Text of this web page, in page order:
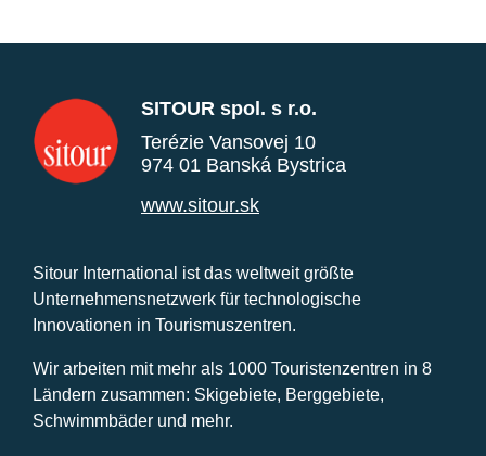
SITOUR spol. s r.o.
Terézie Vansovej 10
974 01 Banská Bystrica
www.sitour.sk
Sitour International ist das weltweit größte
Unternehmensnetzwerk für technologische
Innovationen in Tourismuszentren.
Wir arbeiten mit mehr als 1000 Touristenzentren in 8
Ländern zusammen: Skigebiete, Berggebiete,
Schwimmbäder und mehr.